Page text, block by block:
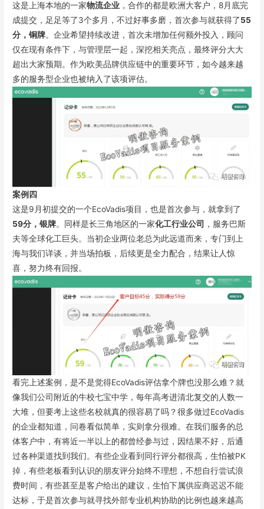
这是上海本地的一家物流企业 ，合作的都是欧洲大客户，8月底完
成提交，足足等了3个多月，不过好事多磨，首次参与就获得了55
分，铜牌。企业希望持续改进，首次未增加任何额外投入，顾问
仅在现有条件下，与管理层一起，深挖相关亮点，最终评分大大
超出大家预期。作为欧美品牌供应链中的重要环节，如今越来越
多的服务型企业也被纳入了该项评估。
案例四
这是9月初提交的一个EcoVadis项目，也是首次参与，就拿到了
59分，银牌。同样是长三角地区的一家化工行业公司 ，服务巴斯
夫等全球化工巨头。当初企业两位老总为此远道而来，专门到上
海与我们详谈，并当场拍板，后续更是全力配合，结果让人惊
喜，努力终有回报。
看完上述案例，是不是觉得EcoVadis评估拿个牌也没那么难？就
像我们公司附近的牛校七宝中学，每年高考进清北复交的人数一
大堆，但要考上这些名校就真的很容易了吗？很多做过EcoVadis
的企业都知道，问卷看似简单，实则拿分很难。在我们服务的总
体客户中，有将近一半以上的都曾经参与过，因结果不好，后通
过各种渠道找到我们。有些企业看到同行评分都很高，生怕被PK
掉，有些老板看到认识的朋友评分始终不理想，不想自行尝试浪
费时间，有些甚至是客户给出的建议，生怕下属供应商迟迟不能
达标，于是首次参与就寻找外部专业机构协助的比例也越来越高